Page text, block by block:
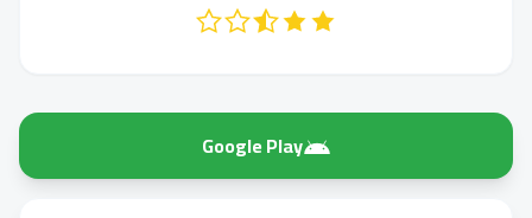
Google Play